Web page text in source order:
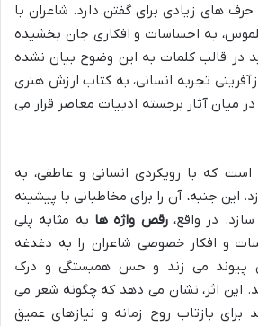
های زیادی برای گفتن دارد. شاعران با
به احساسات و افکاری جان بخشیده
در قالب کلمات به این وضوح بیان نشده
تجربه انسانی، به کتاب ارزش هنری
میان آثار برجسته ادبیات معاصر قرار می
که با رویکردی انسانی و عاطفی، به
این جنبه، آن را برای مخاطبانی با پیشینه
در واقع،رقص واژه ها به مثابه پلی
و افکار خصوصی شاعران را به دغدغه
پیوند می زند و حس همبستگی و درک
این اثر، نشان می دهد که چگونه شعر می
برای بازتاب روح زمانه و نیازهای عمیق